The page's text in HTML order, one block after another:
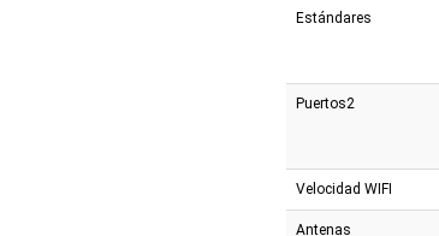
Estándares
Puertos2
Velocidad WIFI
Antenas